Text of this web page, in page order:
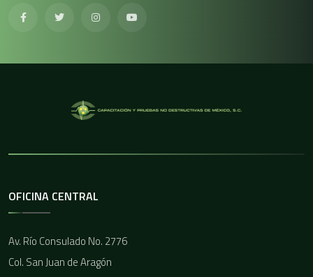
OFICINA CENTRAL
Av. Río Consulado No. 2776
Col. San Juan de Aragón